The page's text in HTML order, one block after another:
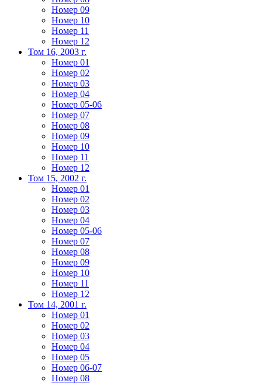
Номер 09
Номер 10
Номер 11
Номер 12
Том 16, 2003 г.
Номер 01
Номер 02
Номер 03
Номер 04
Номер 05-06
Номер 07
Номер 08
Номер 09
Номер 10
Номер 11
Номер 12
Том 15, 2002 г.
Номер 01
Номер 02
Номер 03
Номер 04
Номер 05-06
Номер 07
Номер 08
Номер 09
Номер 10
Номер 11
Номер 12
Том 14, 2001 г.
Номер 01
Номер 02
Номер 03
Номер 04
Номер 05
Номер 06-07
Номер 08